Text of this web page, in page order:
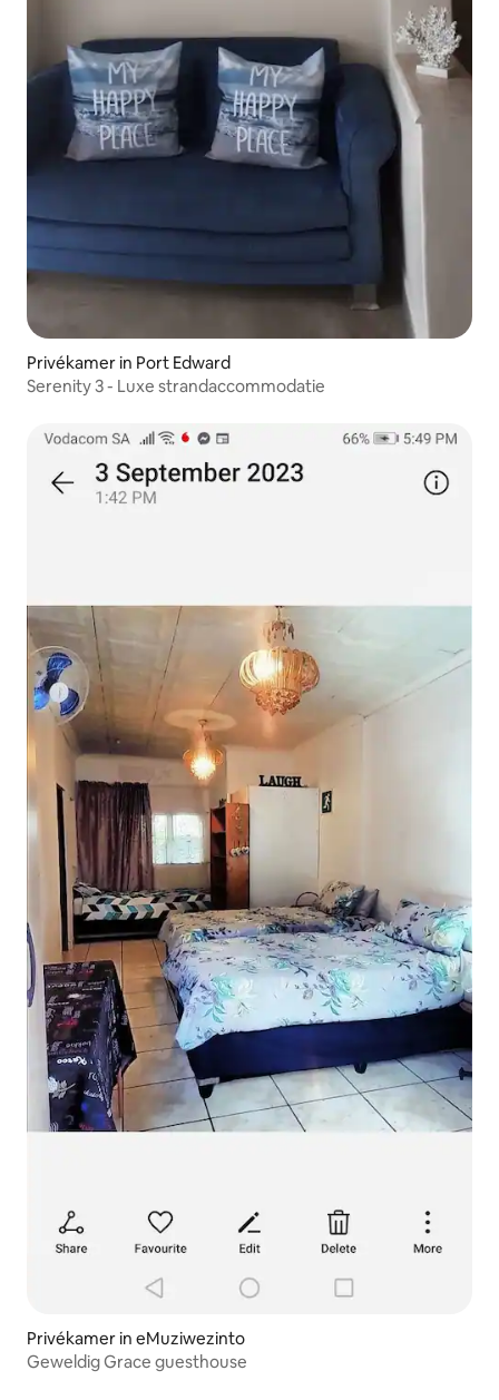
Privékamer in Port Edward
Serenity 3 - Luxe strandaccommodatie
Privékamer in eMuziwezinto
Geweldig Grace guesthouse